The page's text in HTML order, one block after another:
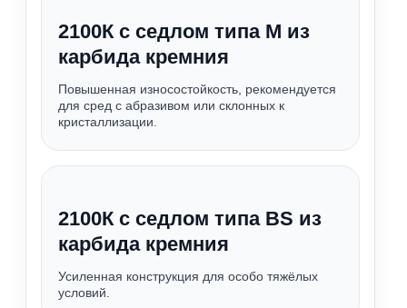
2100К с седлом типа М из
карбида кремния
Повышенная износостойкость, рекомендуется
для сред с абразивом или склонных к
кристаллизации.
2100К с седлом типа BS из
карбида кремния
Усиленная конструкция для особо тяжёлых
условий.